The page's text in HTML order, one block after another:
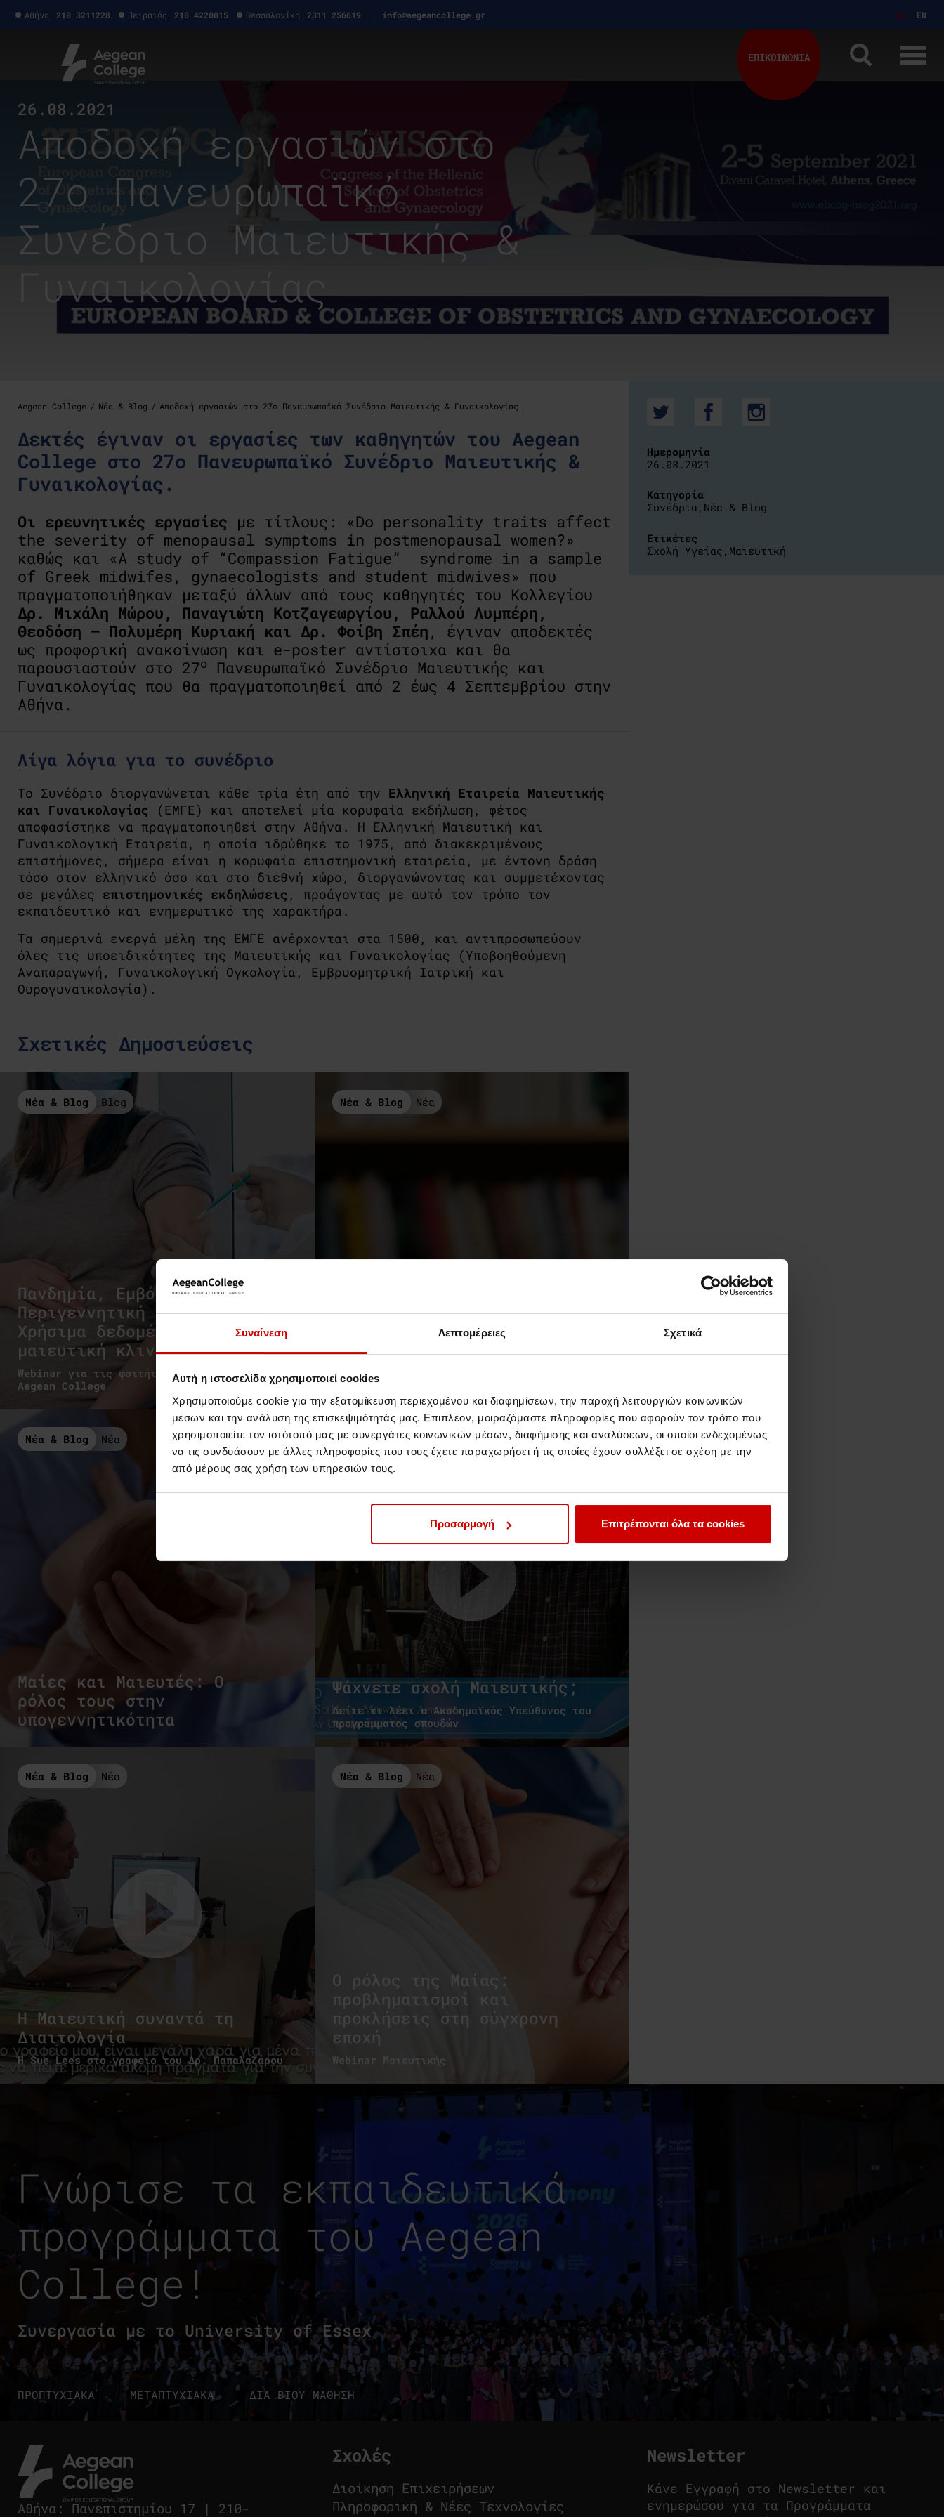
Συναίνεση Λεπτομέρειες Σχετικά
Αυτή η ιστοσελίδα χρησιμοποιεί cookies
Χρησιμοποιούμε cookie για την εξατομίκευση περιεχομένου και διαφημίσεων, την παροχή λειτουργιών κοινωνικών
μέσων και την ανάλυση της επισκεψιμότητάς μας. Επιπλέον, μοιραζόμαστε πληροφορίες που αφορούν τον τρόπο που
χρησιμοποιείτε τον ιστότοπό μας με συνεργάτες κοινωνικών μέσων, διαφήμισης και αναλύσεων, οι οποίοι ενδεχομένως
να τις συνδυάσουν με άλλες πληροφορίες που τους έχετε παραχωρήσει ή τις οποίες έχουν συλλέξει σε σχέση με την
από μέρους σας χρήση των υπηρεσιών τους.
Προσαρμογή Επιτρέπονται όλα τα cookies
Αθήνα 210 3211228 Πειραιάς 210 4220015 Θεσσαλονίκη 2311 256619 info@aegeancollege.gr GR EN
ΕΠΙΚΟΙΝΩΝΙΑ
26.08.2021
Αποδοχή εργασιών στο
27ο Πανευρωπαϊκό
Συνέδριο Μαιευτικής &
Γυναικολογίας
Aegean College Νέα & Blog Αποδοχή εργασιών στο 27ο Πανευρωπαϊκό Συνέδριο Μαιευτικής & Γυναικολογίας
Δεκτές έγιναν οι εργασίες των καθηγητών του Aegean
College στο 27ο Πανευρωπαϊκό Συνέδριο Μαιευτικής &
Γυναικολογίας.
Οι ερευνητικές εργασίες με τίτλους: «Dο personality traits affect
the severity of menopausal symptoms in postmenopausal women?»
καθώς και «A study of “Compassion Fatigue” syndrome in a sample
of Greek midwifes, gynaecologists and student midwives» που
πραγματοποιήθηκαν μεταξύ άλλων από τους καθηγητές του Κολλεγίου
Δρ. Μιχάλη Μώρου, Παναγιώτη Κοτζαγεωργίου, Ραλλού Λυμπέρη,
Θεοδόση – Πολυμέρη Κυριακή και Δρ. Φοίβη Σπέη , έγιναν αποδεκτές
ως προφορική ανακοίνωση και e-poster αντίστοιχα και θα
παρουσιαστούν στο 27ο
Πανευρωπαϊκό Συνέδριο Μαιευτικής και
Γυναικολογίας που θα πραγματοποιηθεί από 2 έως 4 Σεπτεμβρίου στην
Αθήνα.
Λίγα λόγια για το συνέδριο
Το Συνέδριο διοργανώνεται κάθε τρία έτη από την Ελληνική Εταιρεία Μαιευτικής
και Γυναικολογίας
(ΕΜΓΕ) και αποτελεί μία κορυφαία εκδήλωση, φέτος
αποφασίστηκε να πραγματοποιηθεί στην Αθήνα. Η Ελληνική Μαιευτική και
Γυναικολογική Εταιρεία, η οποία ιδρύθηκε το 1975, από διακεκριμένους
επιστήμονες, σήμερα είναι η κορυφαία επιστημονική εταιρεία, με έντονη δράση
τόσο στον ελληνικό όσο και στο διεθνή χώρο, διοργανώνοντας και συμμετέχοντας
σε μεγάλες επιστημονικές εκδηλώσεις , προάγοντας με αυτό τον τρόπο τον
εκπαιδευτικό και ενημερωτικό της χαρακτήρα.
Τα σημερινά ενεργά μέλη της ΕΜΓΕ ανέρχονται στα 1500, και αντιπροσωπεύουν
όλες τις υποειδικότητες της Μαιευτικής και Γυναικολογίας (Υποβοηθούμενη
Αναπαραγωγή, Γυναικολογική Ογκολογία, Εμβρυομητρική Ιατρική και
Ουρογυναικολογία).
Σχετικές Δημοσιεύσεις
Νέα & Blog Blog
Πανδημία, Εμβόλια και
Περιγεννητική περίοδος -
Χρήσιμα δεδομένα στη
μαιευτική κλινική πράξη
Webinar για τις φοιτήτριες Μαιευτικής του
Aegean College
Νέα & Blog Νέα
Περιγεννητική: Δημοσίευση
φοιτήτριας σε
Έρευνα, εργασία και αναγνώριση
Νέα & Blog Νέα
Μαίες και Μαιευτές: Ο
ρόλος τους στην
υπογεννητικότητα
Νέα & Blog Video
Ψάχνετε σχολή Μαιευτικής;
Δείτε τι λέει ο Ακαδημαϊκός Υπεύθυνος του
προγράμματος σπουδών
Νέα & Blog Νέα
Η Μαιευτική συναντά τη
Διαιτολογία
Η Sue Lees στο γραφείο του Δρ. Παπαλαζάρου
Νέα & Blog Νέα
Ο ρόλος της Μαίας:
προβληματισμοί και
προκλήσεις στη σύγχρονη
εποχή
Webinar Μαιευτικής
Ημερομηνία
26.08.2021
Κατηγορία
Συνέδρια, Νέα & Blog
Ετικέτες
Σχολή Υγείας , Μαιευτική
Γνώρισε τα εκπαιδευτικά
προγράμματα του Aegean
College!
Συνεργασία με το University of Essex
ΠΡΟΠΤΥΧΙΑΚΑ ΜΕΤΑΠΤΥΧΙΑΚΑ ΔΙΑ ΒΙΟΥ ΜΑΘΗΣΗ
Αθήνα : Πανεπιστημίου 17 | 210-
Σχολές
Διοίκηση Επιχειρήσεων
Πληροφορική & Νέες Τεχνολογίες
Newsletter
Κάνε Εγγραφή στο Newsletter και
ενημερώσου για τα Προγράμματα